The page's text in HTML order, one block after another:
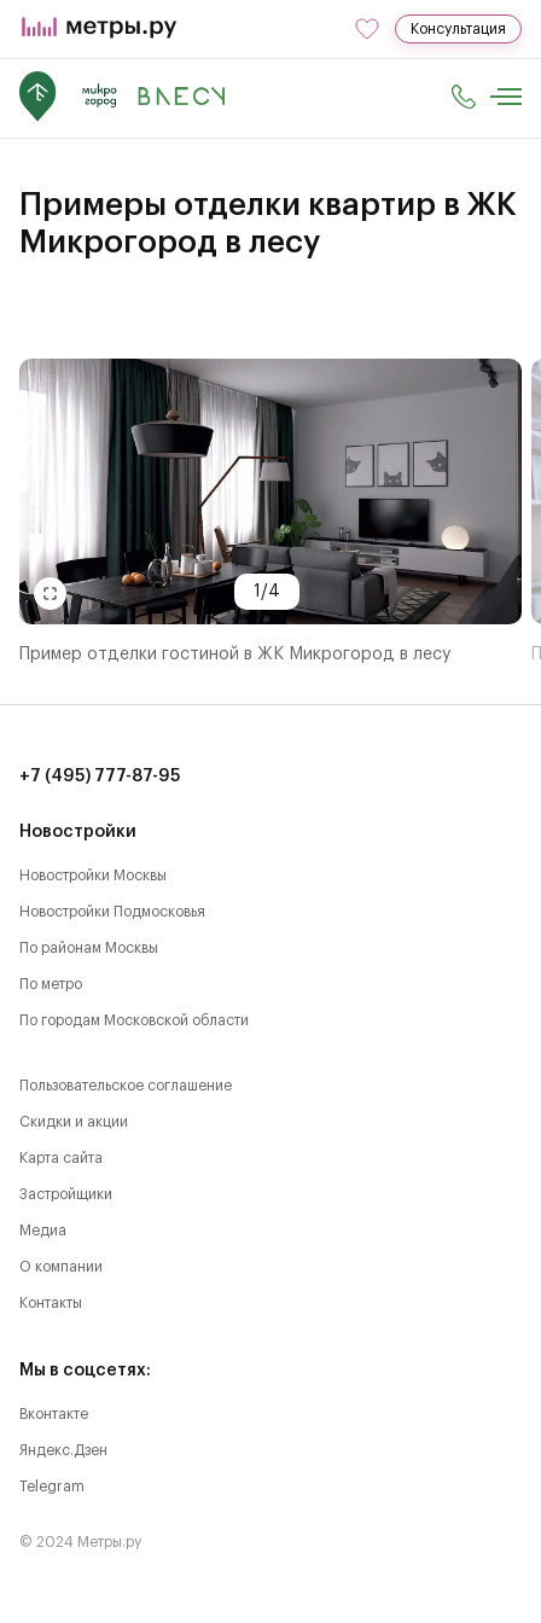
Консультация
Примеры отделки квартир в ЖК
Микрогород в лесу
Пример отделки гостиной в ЖК Микрогород в лесу
1 /4
Новостройки
Новостройки Москвы
Новостройки Подмосковья
По районам Москвы
По метро
По городам Московской области
+7 (495) 777-87-95
Пользовательское соглашение
Скидки и акции
Карта сайта
Застройщики
Медиа
О компании
Контакты
Мы в соцсетях:
Вконтакте
Яндекс.Дзен
Telegram
© 2024 Метры.ру